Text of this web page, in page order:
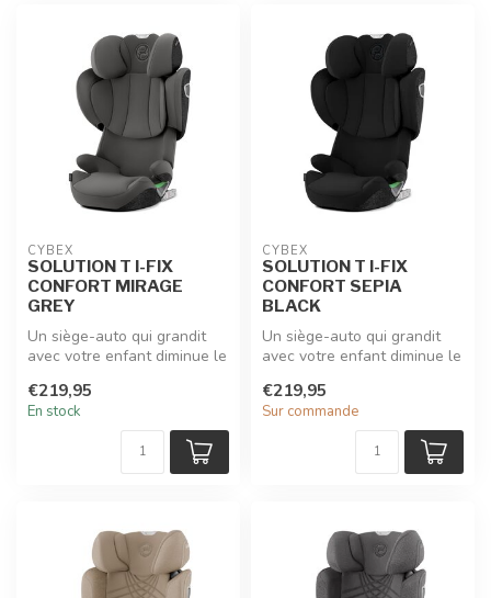
CYBEX
SOLUTION T I-FIX
CONFORT MIRAGE
GREY
Un siège-auto qui grandit
avec votre enfant diminue le
€219,95
En stock
CYBEX
SOLUTION T I-FIX
CONFORT SEPIA
BLACK
Un siège-auto qui grandit
avec votre enfant diminue le
€219,95
Sur commande